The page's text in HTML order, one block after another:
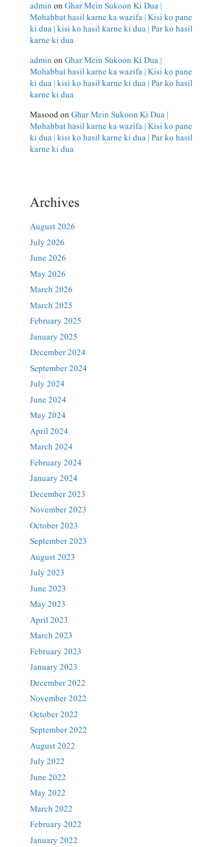
adminonGhar Mein Sukoon Ki Dua |
Mohabbat hasil karne ka wazifa | Kisi ko pane
ki dua | kisi ko hasil karne ki dua | Par ko hasil
karne ki dua
adminonGhar Mein Sukoon Ki Dua |
Mohabbat hasil karne ka wazifa | Kisi ko pane
ki dua | kisi ko hasil karne ki dua | Par ko hasil
karne ki dua
MasoodonGhar Mein Sukoon Ki Dua |
Mohabbat hasil karne ka wazifa | Kisi ko pane
ki dua | kisi ko hasil karne ki dua | Par ko hasil
karne ki dua
Archives
August 2026
July 2026
June 2026
May 2026
March 2026
March 2025
February 2025
January 2025
December 2024
September 2024
July 2024
June 2024
May 2024
April 2024
March 2024
February 2024
January 2024
December 2023
November 2023
October 2023
September 2023
August 2023
July 2023
June 2023
May 2023
April 2023
March 2023
February 2023
January 2023
December 2022
November 2022
October 2022
September 2022
August 2022
July 2022
June 2022
May 2022
March 2022
February 2022
January 2022